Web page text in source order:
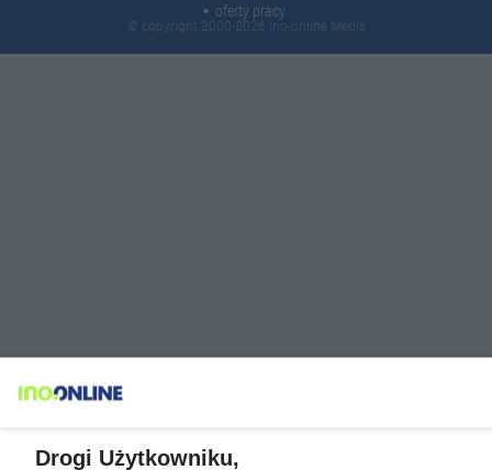
oferty pracy
© copyright 2000-2026 Ino-online Media
Drogi Użytkowniku,